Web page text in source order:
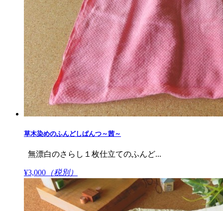
草木染めのふんどしぱんつ～茜～
無漂白のさらし１枚仕立てのふんど...
¥3,000 （税別）